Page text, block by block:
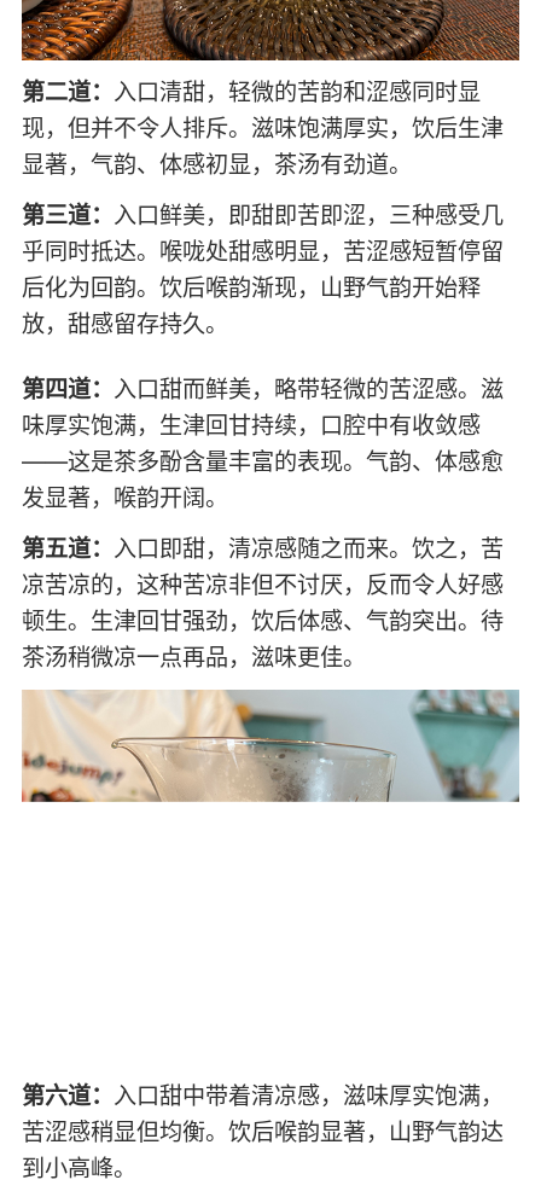
第二道： 入口清甜，轻微的苦韵和涩感同时显
现，但并不令人排斥。滋味饱满厚实，饮后生津
显著，气韵、体感初显，茶汤有劲道。
第三道： 入口鲜美，即甜即苦即涩，三种感受几
乎同时抵达。喉咙处甜感明显，苦涩感短暂停留
后化为回韵。饮后喉韵渐现，山野气韵开始释
放，甜感留存持久。
第四道： 入口甜而鲜美，略带轻微的苦涩感。滋
味厚实饱满，生津回甘持续，口腔中有收敛感
——这是茶多酚含量丰富的表现。气韵、体感愈
发显著，喉韵开阔。
第五道： 入口即甜，清凉感随之而来。饮之，苦
凉苦凉的，这种苦凉非但不讨厌，反而令人好感
顿生。生津回甘强劲，饮后体感、气韵突出。待
茶汤稍微凉一点再品，滋味更佳。
第六道： 入口甜中带着清凉感，滋味厚实饱满，
苦涩感稍显但均衡。饮后喉韵显著，山野气韵达
到小高峰。